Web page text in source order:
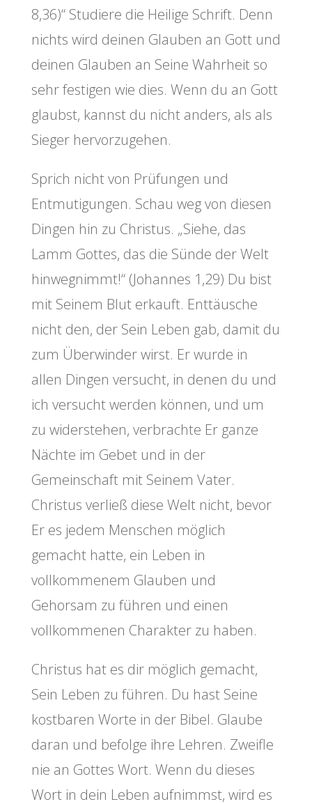
8,36)“ Studiere die Heilige Schrift. Denn
nichts wird deinen Glauben an Gott und
deinen Glauben an Seine Wahrheit so
sehr festigen wie dies. Wenn du an Gott
glaubst, kannst du nicht anders, als als
Sieger hervorzugehen.
Sprich nicht von Prüfungen und
Entmutigungen. Schau weg von diesen
Dingen hin zu Christus. „Siehe, das
Lamm Gottes, das die Sünde der Welt
hinwegnimmt!“ (Johannes 1,29) Du bist
mit Seinem Blut erkauft. Enttäusche
nicht den, der Sein Leben gab, damit du
zum Überwinder wirst. Er wurde in
allen Dingen versucht, in denen du und
ich versucht werden können, und um
zu widerstehen, verbrachte Er ganze
Nächte im Gebet und in der
Gemeinschaft mit Seinem Vater.
Christus verließ diese Welt nicht, bevor
Er es jedem Menschen möglich
gemacht hatte, ein Leben in
vollkommenem Glauben und
Gehorsam zu führen und einen
vollkommenen Charakter zu haben.
Christus hat es dir möglich gemacht,
Sein Leben zu führen. Du hast Seine
kostbaren Worte in der Bibel. Glaube
daran und befolge ihre Lehren. Zweifle
nie an Gottes Wort. Wenn du dieses
Wort in dein Leben aufnimmst, wird es